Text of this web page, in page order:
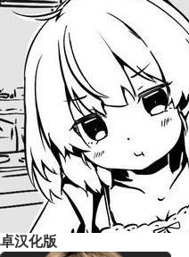
卓汉化版